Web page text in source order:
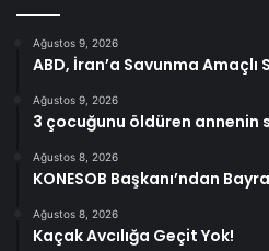
Ağustos 9, 2026
ABD, İran’a Savunma Amaçlı
Ağustos 9, 2026
3 çocuğunu öldüren annenin
Ağustos 8, 2026
KONESOB Başkanı’ndan
Ağustos 8, 2026
Kaçak Avcılığa Geçit Yok!